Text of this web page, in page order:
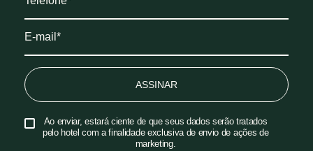
ASSINAR
Ao enviar, estará ciente de que seus dados serão tratados
pelo hotel com a finalidade exclusiva de envio de ações de
marketing.